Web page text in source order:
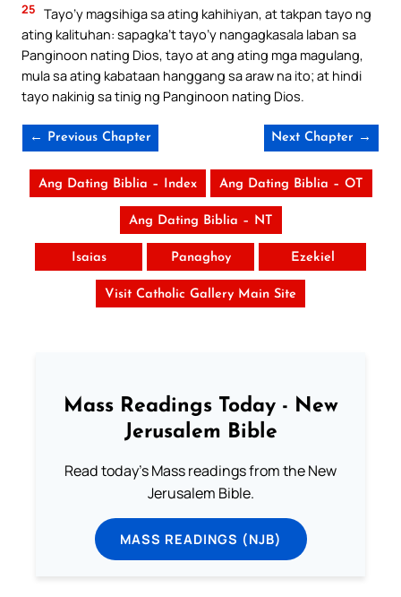
25 Tayo’y magsihiga sa ating kahihiyan, at takpan tayo ng
ating kalituhan: sapagka’t tayo’y nangagkasala laban sa
Panginoon nating Dios, tayo at ang ating mga magulang,
mula sa ating kabataan hanggang sa araw na ito; at hindi
tayo nakinig sa tinig ng Panginoon nating Dios.
← Previous Chapter Next Chapter →
Ang Dating Biblia – Index Ang Dating Biblia – OT
Ang Dating Biblia – NT
Isaias Panaghoy Ezekiel
Visit Catholic Gallery Main Site
Mass Readings Today - New
Jerusalem Bible
Read today's Mass readings from the New
Jerusalem Bible.
MASS READINGS (NJB)